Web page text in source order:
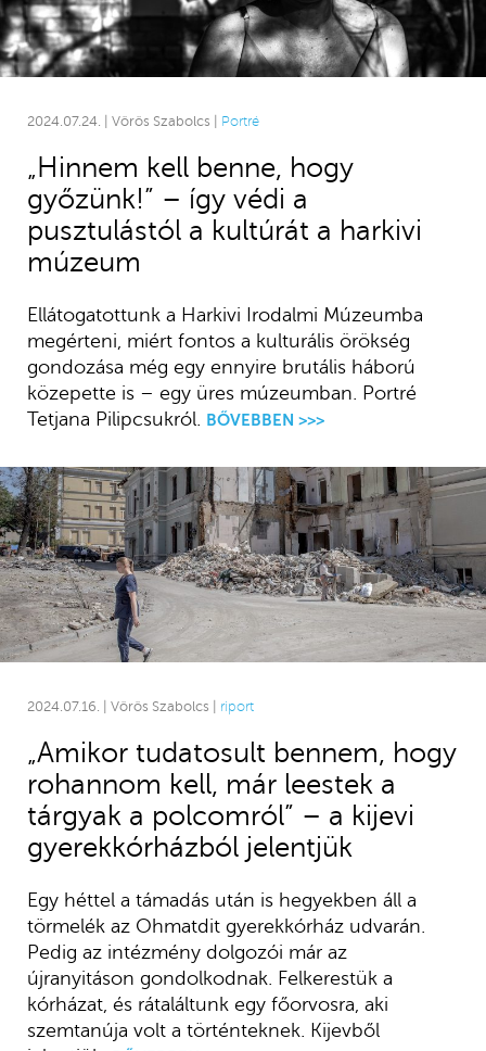
2024.07.24. | Vörös Szabolcs | Portré
„Hinnem kell benne, hogy
győzünk!” – így védi a
pusztulástól a kultúrát a harkivi
múzeum
Ellátogatottunk a Harkivi Irodalmi Múzeumba
megérteni, miért fontos a kulturális örökség
gondozása még egy ennyire brutális háború
közepette is – egy üres múzeumban. Portré
Tetjana Pilipcsukról. BŐVEBBEN >>>
2024.07.16. | Vörös Szabolcs | riport
„Amikor tudatosult bennem, hogy
rohannom kell, már leestek a
tárgyak a polcomról” – a kijevi
gyerekkórházból jelentjük
Egy héttel a támadás után is hegyekben áll a
törmelék az Ohmatdit gyerekkórház udvarán.
Pedig az intézmény dolgozói már az
újranyitáson gondolkodnak. Felkerestük a
kórházat, és rátaláltunk egy főorvosra, aki
szemtanúja volt a történteknek. Kijevből